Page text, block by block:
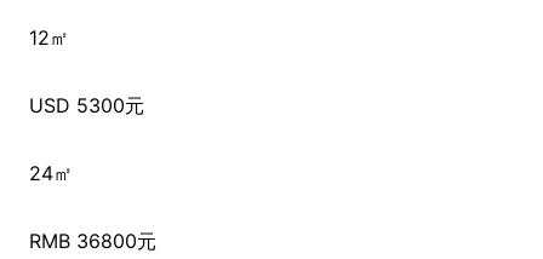
12㎡
USD 5300元
24㎡
RMB 36800元